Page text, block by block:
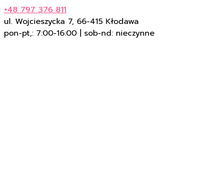
+48 797 376 811
ul. Wojcieszycka 7, 66-415 Kłodawa
pon-pt,: 7:00-16:00 | sob-nd: nieczynne